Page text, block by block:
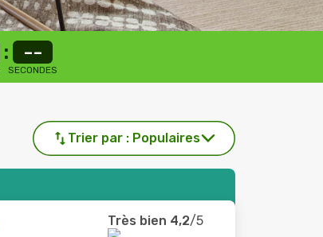
: --
SECONDES
Trier par : Populaires
Très bien 4,2/5